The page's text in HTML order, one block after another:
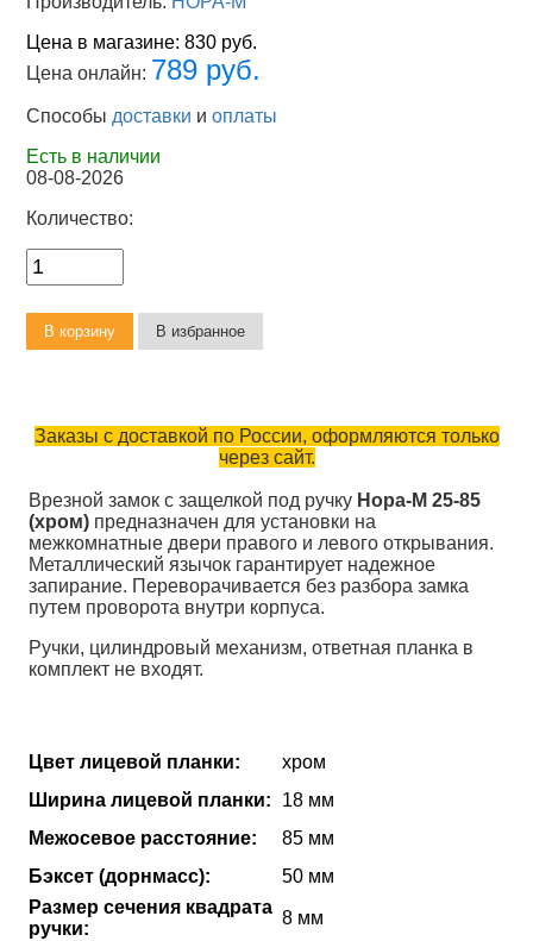
Цена в магазине:830 руб.
Цена онлайн: 789 руб.
Способы доставки иоплаты
Есть в наличии
08-08-2026
Количество:
Заказы с доставкой по России, оформляются только
через сайт.
Врезной замок с защелкой под ручку Нора-М 25-85
(хром) предназначен для установки на
межкомнатные двери правого и левого открывания.
Металлический язычок гарантирует надежное
запирание. Переворачивается без разбора замка
путем проворота внутри корпуса.
Ручки, цилиндровый механизм, ответная планка в
комплект не входят.
Цвет лицевой планки:
хром
Ширина лицевой планки:
18 мм
Межосевое расстояние:
85 мм
Бэксет (дорнмасс):
50 мм
Размер сечения квадрата
ручки:
8 мм